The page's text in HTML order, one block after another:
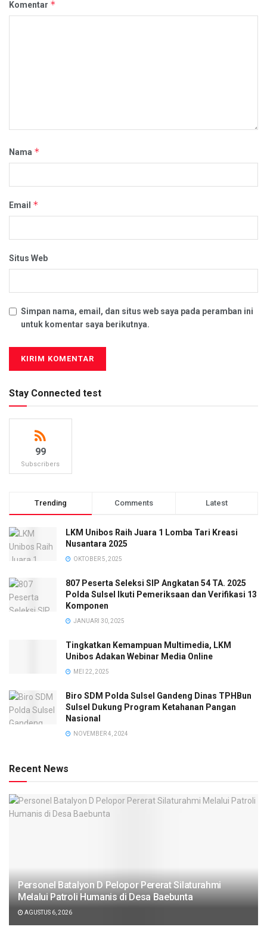
Komentar *
Nama *
Email *
Situs Web
Simpan nama, email, dan situs web saya pada peramban ini
untuk komentar saya berikutnya.
Stay Connected test
99
Subscribers
Trending Comments Latest
LKM Unibos Raih Juara 1 Lomba Tari Kreasi
Nusantara 2025
OKTOBER 5, 2025
807 Peserta Seleksi SIP Angkatan 54 TA. 2025
Polda Sulsel Ikuti Pemeriksaan dan Verifikasi 13
Komponen
JANUARI 30, 2025
Tingkatkan Kemampuan Multimedia, LKM
Unibos Adakan Webinar Media Online
MEI 22, 2025
Biro SDM Polda Sulsel Gandeng Dinas TPHBun
Sulsel Dukung Program Ketahanan Pangan
Nasional
NOVEMBER 4, 2024
Recent News
Personel Batalyon D Pelopor Pererat Silaturahmi
Melalui Patroli Humanis di Desa Baebunta
AGUSTUS 6, 2026